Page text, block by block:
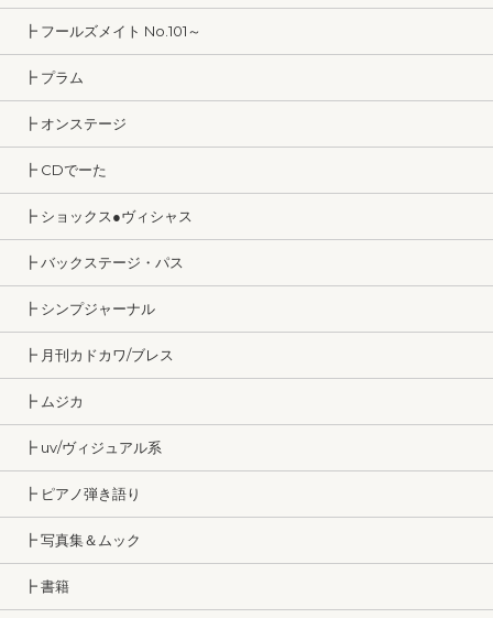
┣ フールズメイト No.101～
┣ プラム
┣ オンステージ
┣ CDでーた
┣ ショックス●ヴィシャス
┣ バックステージ・パス
┣ シンプジャーナル
┣ 月刊カドカワ/ブレス
┣ ムジカ
┣ uv/ヴィジュアル系
┣ ピアノ弾き語り
┣ 写真集＆ムック
┣ 書籍